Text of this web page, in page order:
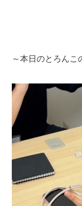
～本日のとろんこ